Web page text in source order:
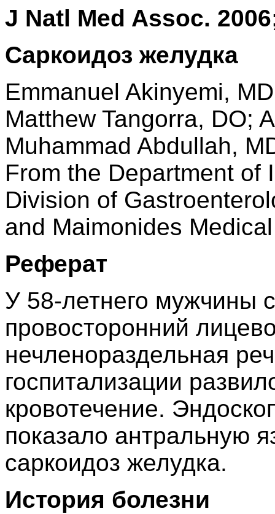
J Natl Med Assoc.
Саркоидоз желудка
Emmanuel Akinyemi,
Matthew Tangorra, DO;
Muhammad Abdullah,
From the Department of
Division of
and Maimonides
Реферат
У 58-летнего мужчины
провосторонний
нечленораздельная
госпитализации
кровотечение.
показало антральную
саркоидоз желудка.
История болезни